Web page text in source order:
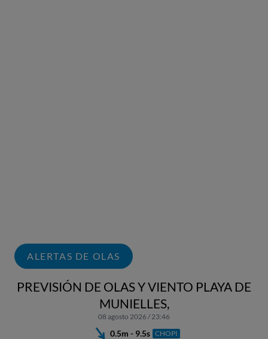
ALERTAS DE OLAS
PREVISIÓN DE OLAS Y VIENTO PLAYA DE
MUNIELLES,
08 agosto 2026 / 23:46
0.5m - 9.5s CHOPI